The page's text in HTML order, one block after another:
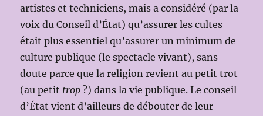
artistes et techniciens, mais a considéré (par la
voix du Conseil d’État) qu’assurer les cultes
était plus essentiel qu’assurer un minimum de
culture publique (le spectacle vivant), sans
doute parce que la religion revient au petit trot
(au petit trop ?) dans la vie publique. Le conseil
d’État vient d’ailleurs de débouter de leur